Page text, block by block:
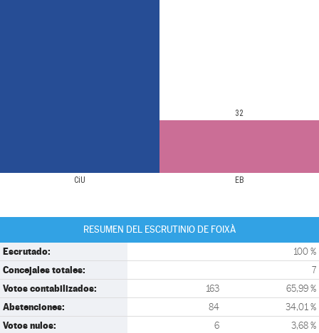
CiU EB
32
RESUMEN DEL ESCRUTINIO DE FOIXÀ
Escrutado: 100 %
Concejales totales: 7
Votos contabilizados: 163 65,99 %
Abstenciones: 84 34,01 %
Votos nulos: 6 3,68 %